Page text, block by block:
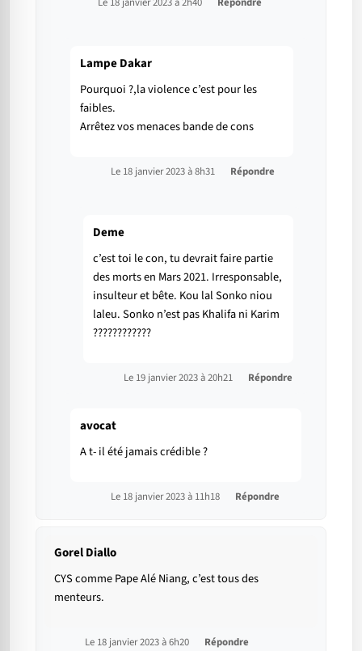
Lampe Dakar
Pourquoi ?,la violence c’est pour les
faibles.
Arrêtez vos menaces bande de cons
Le 18 janvier 2023 à 8h31 Répondre
Deme
c’est toi le con, tu devrait faire partie
des morts en Mars 2021. Irresponsable,
insulteur et bête. Kou lal Sonko niou
laleu. Sonko n’est pas Khalifa ni Karim
????????????
Le 19 janvier 2023 à 20h21 Répondre
avocat
A t- il été jamais crédible ?
Le 18 janvier 2023 à 11h18 Répondre
Gorel Diallo
CYS comme Pape Alé Niang, c’est tous des
menteurs.
Le 18 janvier 2023 à 6h20 Répondre